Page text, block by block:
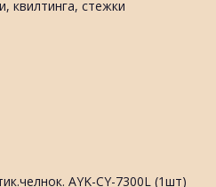
квилтинга, стежки